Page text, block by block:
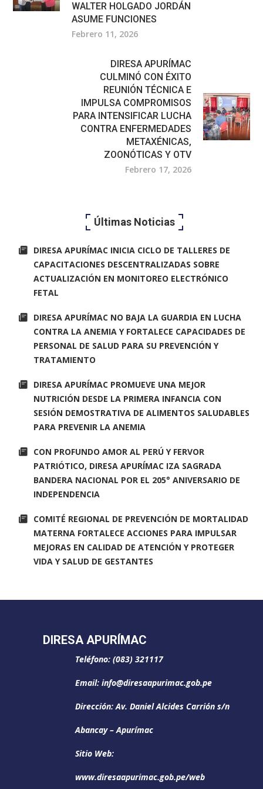
WALTER HOLGADO JORDÁN
ASUME FUNCIONES
Febrero 11, 2026
DIRESA APURÍMAC
CULMINÓ CON ÉXITO
REUNIÓN TÉCNICA E
IMPULSA COMPROMISOS
PARA INTENSIFICAR LUCHA
CONTRA ENFERMEDADES
METAXÉNICAS,
ZOONÓTICAS Y OTV
Febrero 17, 2026
Últimas Noticias
DIRESA APURÍMAC INICIA CICLO DE TALLERES DE
CAPACITACIONES DESCENTRALIZADAS SOBRE
ACTUALIZACIÓN EN MONITOREO ELECTRÓNICO
FETAL
DIRESA APURÍMAC NO BAJA LA GUARDIA EN LUCHA
CONTRA LA ANEMIA Y FORTALECE CAPACIDADES DE
PERSONAL DE SALUD PARA SU PREVENCIÓN Y
TRATAMIENTO
DIRESA APURÍMAC PROMUEVE UNA MEJOR
NUTRICIÓN DESDE LA PRIMERA INFANCIA CON
SESIÓN DEMOSTRATIVA DE ALIMENTOS SALUDABLES
PARA PREVENIR LA ANEMIA
CON PROFUNDO AMOR AL PERÚ Y FERVOR
PATRIÓTICO, DIRESA APURÍMAC IZA SAGRADA
BANDERA NACIONAL POR EL 205° ANIVERSARIO DE
INDEPENDENCIA
COMITÉ REGIONAL DE PREVENCIÓN DE MORTALIDAD
MATERNA FORTALECE ACCIONES PARA IMPULSAR
MEJORAS EN CALIDAD DE ATENCIÓN Y PROTEGER
VIDA Y SALUD DE GESTANTES
DIRESA APURÍMAC
Teléfono: (083) 321117
Email: info@diresaapurimac.gob.pe
Dirección: Av. Daniel Alcides Carrión s/n
Abancay – Apurímac
Sitio Web:
www.diresaapurimac.gob.pe/web